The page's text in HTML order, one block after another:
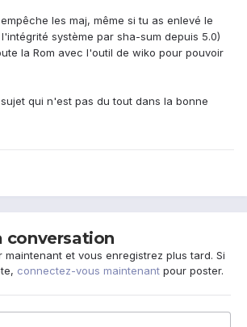
les maj, même si tu as enlevé le
système par sha-sum depuis 5.0)
la Rom avec l'outil de wiko pour pouvoir
qui n'est pas du tout dans la bonne
conversation
maintenant et vous enregistrez plus tard. Si
connectez-vous maintenant pour poster.